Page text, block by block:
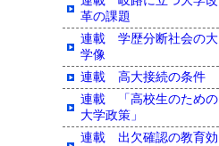
革の課題
連載 学歴分断社会の大
学像
連載 高大接続の条件
連載 「高校生のための
大学政策」
連載 出欠確認の教育効